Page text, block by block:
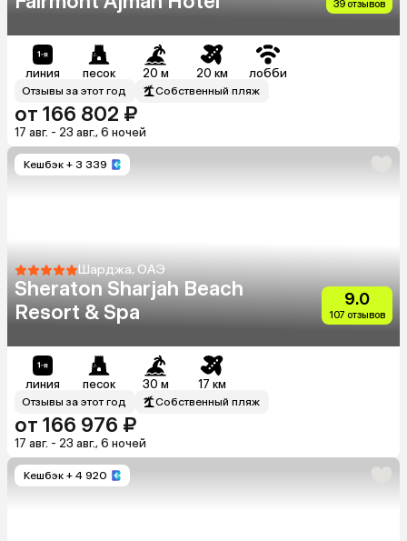
39 отзывов
линия песок 20 м 20 км лобби
Отзывы за этот год Собственный пляж
от 166 802 ₽
17 авг. - 23 авг., 6 ночей
Кешбэк + 3 339
Шарджа, ОАЭ
Sheraton Sharjah Beach
Resort & Spa
9.0
107 отзывов
линия песок 30 м 17 км
Отзывы за этот год Собственный пляж
от 166 976 ₽
17 авг. - 23 авг., 6 ночей
Кешбэк + 4 920